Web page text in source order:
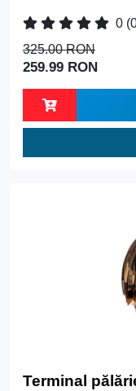
0
325.00 RON
259.99 RON
Terminal